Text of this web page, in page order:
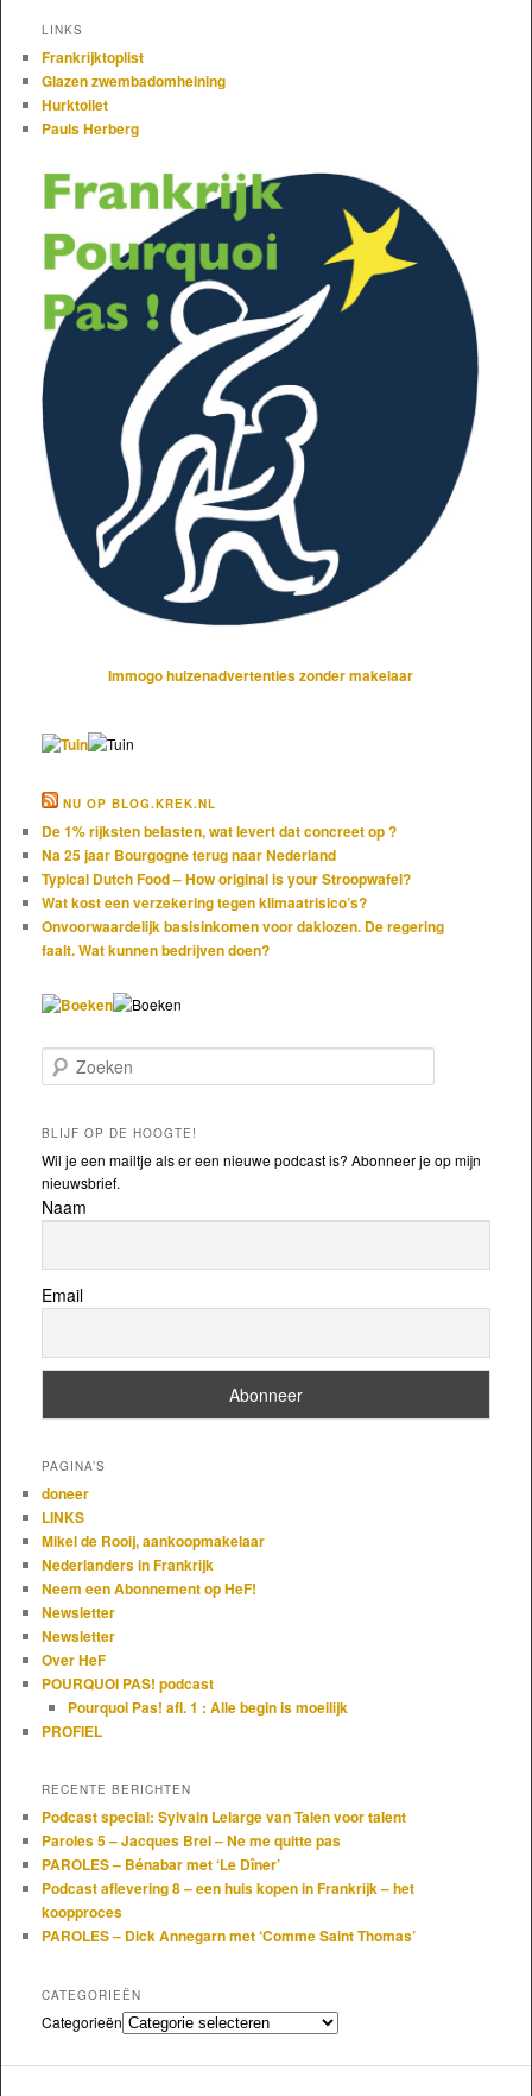
LINKS
Frankrijktoplist
Glazen zwembadomheining
Hurktoilet
Pauls Herberg
Immogo huizenadvertenties zonder makelaar
NU OP BLOG.KREK.NL
De 1% rijksten belasten, wat levert dat concreet op ?
Na 25 jaar Bourgogne terug naar Nederland
Typical Dutch Food – How original is your Stroopwafel?
Wat kost een verzekering tegen klimaatrisico’s?
Onvoorwaardelijk basisinkomen voor daklozen. De regering
faalt. Wat kunnen bedrijven doen?
Zoeken
BLIJF OP DE HOOGTE!
Wil je een mailtje als er een nieuwe podcast is? Abonneer je op mijn
nieuwsbrief.
Naam
Email
PAGINA’S
doneer
LINKS
Mikel de Rooij, aankoopmakelaar
Nederlanders in Frankrijk
Neem een Abonnement op HeF!
Newsletter
Newsletter
Over HeF
POURQUOI PAS! podcast
Pourquoi Pas! afl. 1 : Alle begin is moeilijk
PROFIEL
RECENTE BERICHTEN
Podcast special: Sylvain Lelarge van Talen voor talent
Paroles 5 – Jacques Brel – Ne me quitte pas
PAROLES – Bénabar met ‘Le Dîner’
Podcast aflevering 8 – een huis kopen in Frankrijk – het
koopproces
PAROLES – Dick Annegarn met ‘Comme Saint Thomas’
CATEGORIEËN
Categorieën